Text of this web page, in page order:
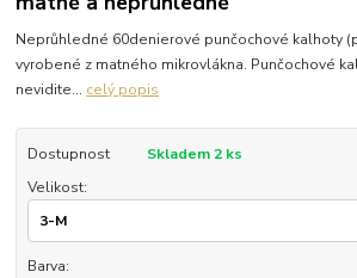
Neprůhledné 60denierové punčochové kalhoty
vyrobené z matného mikrovlákna. Punčochové
nevidite... celý popis
Dostupnost
Skladem 2 ks
Velikost:
Barva: